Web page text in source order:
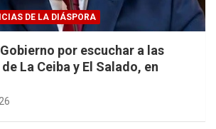
DE LA DIÁSPORA
por escuchar a las
La Ceiba y El Salado, en